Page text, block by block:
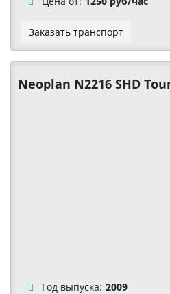
Заказать транспорт
Neoplan N2216 SHD
Год выпуска: 2009